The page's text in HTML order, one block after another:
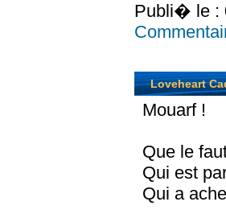
Publi� le :
Loveheart
Mouarf !
Que le
Qui est
Qui a